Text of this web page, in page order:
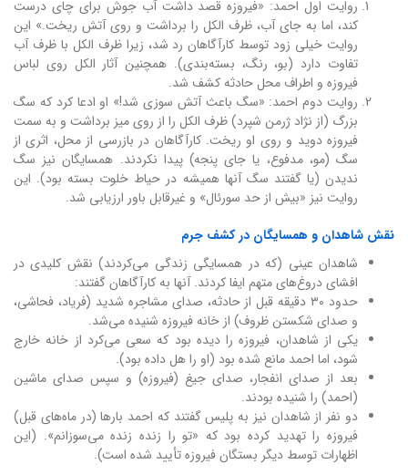
روایت اول احمد: «فیروزه قصد داشت آب جوش برای چای درست
کند، اما به جای آب، ظرف الکل را برداشت و روی آتش ریخت.» این
روایت خیلی زود توسط کارآگاهان رد شد، زیرا ظرف الکل با ظرف آب
تفاوت دارد (بو، رنگ، بسته‌بندی). همچنین آثار الکل روی لباس
فیروزه و اطراف محل حادثه کشف شد.
روایت دوم احمد: «سگ باعث آتش سوزی شد!» او ادعا کرد که سگ
بزرگ (از نژاد ژرمن شپرد) ظرف الکل را از روی میز برداشت و به سمت
فیروزه دوید و روی او ریخت. کارآگاهان در بازرسی از محل، اثری از
سگ (مو، مدفوع، یا جای پنجه) پیدا نکردند. همسایگان نیز سگ
ندیدن (یا گفتند سگ آنها همیشه در حیاط خلوت بسته بود). این
روایت نیز «بیش از حد سورئال» و غیرقابل باور ارزیابی شد.
نقش شاهدان و همسایگان در کشف جرم
شاهدان عینی (که در همسایگی زندگی می‌کردند) نقش کلیدی در
افشای دروغ‌های متهم ایفا کردند. آنها به کارآگاهان گفتند:
حدود ۳۰ دقیقه قبل از حادثه، صدای مشاجره شدید (فریاد، فحاشی،
و صدای شکستن ظروف) از خانه فیروزه شنیده می‌شد.
یکی از شاهدان، فیروزه را دیده بود که سعی می‌کرد از خانه خارج
شود، اما احمد مانع شده بود (او را هل داده بود).
بعد از صدای انفجار، صدای جیغ (فیروزه) و سپس صدای ماشین
(احمد) را شنیده بودند.
دو نفر از شاهدان نیز به پلیس گفتند که احمد بارها (در ماه‌های قبل)
فیروزه را تهدید کرده بود که «تو را زنده زنده می‌سوزانم». (این
اظهارات توسط دیگر بستگان فیروزه تأیید شده است).